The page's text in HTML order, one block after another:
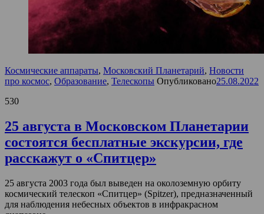
Космические аппараты, Московский Планетарий, Новости
про космос, Образование, Телескопы Опубликовано25.08.2022
530
25 августа в Московском Планетарии
состоятся бесплатные экскурсии, где
расскажут о «Спитцер»
25 августа 2003 года был выведен на околоземную орбиту
космический телескоп «Спитцер» (Spitzer), предназначенный
для наблюдения небесных объектов в инфракрасном